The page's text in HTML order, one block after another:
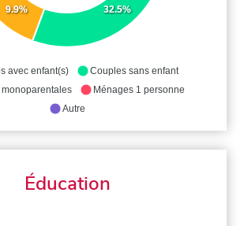
32.5%
9.9%
avec enfant(s)
Couples sans enfant
monoparentales
Ménages 1 personne
Autre
Éducation